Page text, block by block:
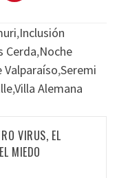
,Inclusión
Cerda,Noche
Valparaíso,Seremi
,Villa Alemana
VIRUS, EL
MIEDO